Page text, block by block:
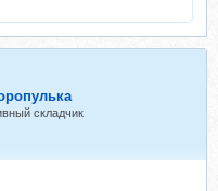
складчик